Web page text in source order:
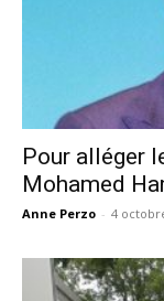
Pour alléger
Mohamed
Anne Perzo - 4